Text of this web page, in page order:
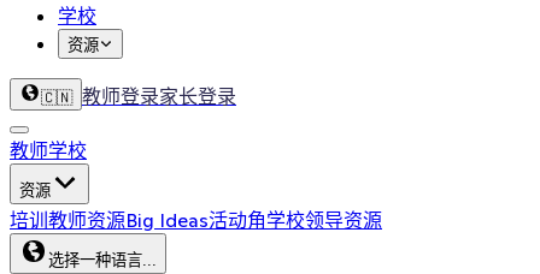
学校
资源
🇨🇳 教师登录家长登录
教师学校
资源
培训 教师资源Big Ideas活动角学校领导资源
选择一种语言...